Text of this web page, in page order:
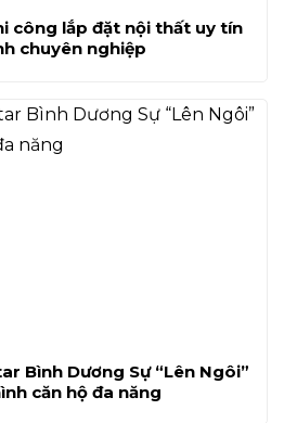
công lắp đặt nội thất uy tín
chuyên nghiệp
Bình Dương Sự “Lên Ngôi”
căn hộ đa năng